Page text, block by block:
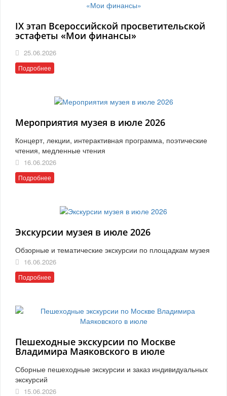
IX этап Всероссийской просветительской
эстафеты «Мои финансы»
25.06.2026
Подробнее
Мероприятия музея в июле 2026
Концерт, лекции, интерактивная программа, поэтические
чтения, медленные чтения
16.06.2026
Подробнее
Экскурсии музея в июле 2026
Обзорные и тематические экскурсии по площадкам музея
16.06.2026
Подробнее
Пешеходные экскурсии по Москве
Владимира Маяковского в июле
Сборные пешеходные экскурсии и заказ индивидуальных
экскурсий
15.06.2026